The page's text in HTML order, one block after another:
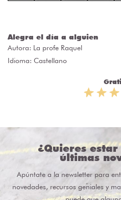
Alegra el día a alguien
Autora: La profe Raquel
Idioma: Castellano
¿Quieres
últimas
Apúntate a la newsletter para
novedades, recursos geniales y